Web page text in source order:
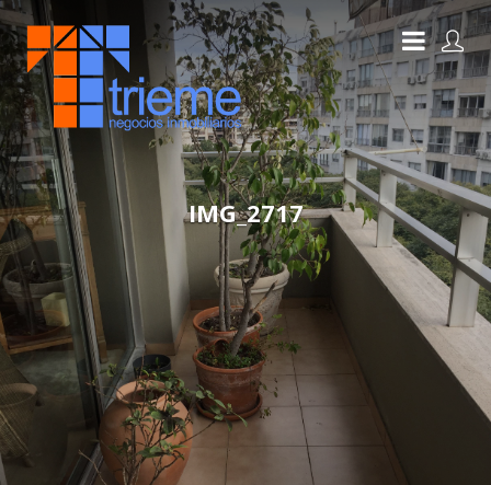
IMG_2717